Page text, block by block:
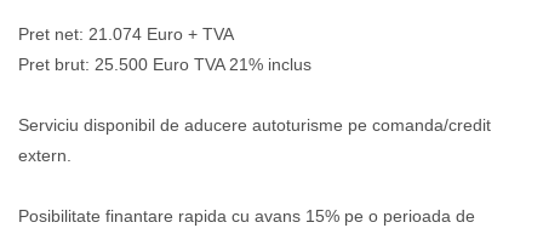
Pret net: 21.074 Euro + TVA
Pret brut: 25.500 Euro TVA 21% inclus
Serviciu disponibil de aducere autoturisme pe comanda/credit
extern.
Posibilitate finantare rapida cu avans 15% pe o perioada de